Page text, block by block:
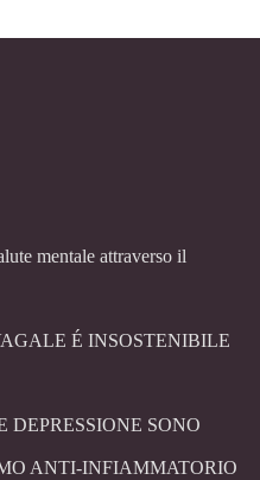
mentale attraverso il
É INSOSTENIBILE
DEPRESSIONE SONO
ANTI-INFIAMMATORIO